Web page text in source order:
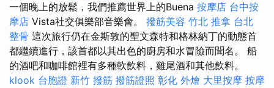
一個晚上的放鬆，我們推薦世界上的Buena 按摩店 台中按
摩店 Vista社交俱樂部音樂會。 撥筋美容 竹北 推拿 台北
整骨 這次旅行仍在金斯敦的聖文森特和格林納丁的動態首
都繼續進行，該首都以其出色的廚房和水冒險而聞名。 船
的酒吧和咖啡館裡有多種軟飲料，雞尾酒和其他飲料。
klook 台胞證 新竹 撥筋 撥筋證照 彰化 外燴 大里按摩 按摩